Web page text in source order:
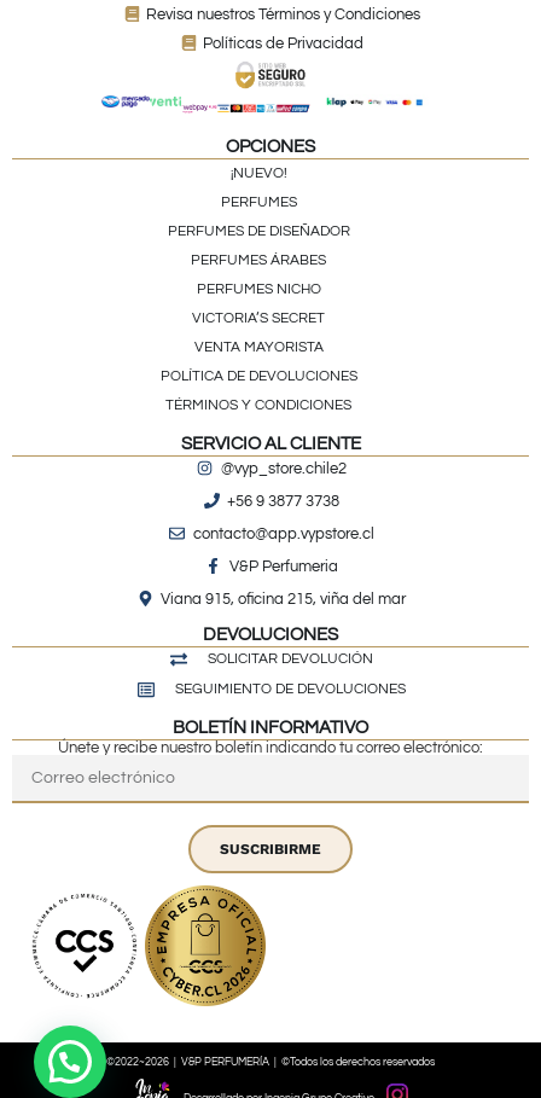
Revisa nuestros Términos y Condiciones
Políticas de Privacidad
OPCIONES
¡NUEVO!
PERFUMES
PERFUMES DE DISEÑADOR
PERFUMES ÁRABES
PERFUMES NICHO
VICTORIA’S SECRET
VENTA MAYORISTA
POLÍTICA DE DEVOLUCIONES
TÉRMINOS Y CONDICIONES
SERVICIO AL CLIENTE
@vyp_store.chile2
+56 9 3877 3738
contacto@app.vypstore.cl
V&P Perfumeria
Viana 915, oficina 215, viña del mar
DEVOLUCIONES
SOLICITAR DEVOLUCIÓN
SEGUIMIENTO DE DEVOLUCIONES
BOLETÍN INFORMATIVO
Únete y recibe nuestro boletín indicando tu correo electrónico:
SUSCRIBIRME
©2022~2026 | V&P PERFUMERÍA | ©Todos los derechos reservados